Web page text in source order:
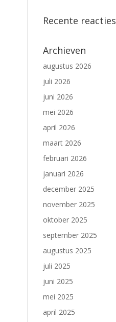
Recente reacties
Archieven
augustus 2026
juli 2026
juni 2026
mei 2026
april 2026
maart 2026
februari 2026
januari 2026
december 2025
november 2025
oktober 2025
september 2025
augustus 2025
juli 2025
juni 2025
mei 2025
april 2025